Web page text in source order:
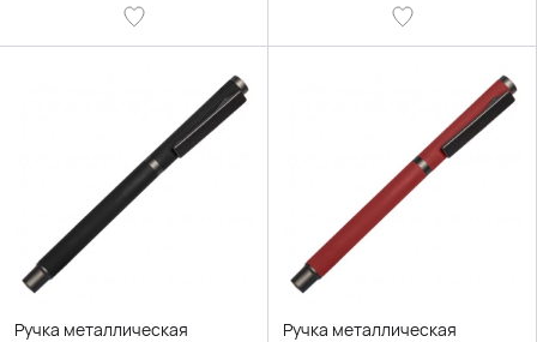
Ручка металлическая
Ручка металлическая